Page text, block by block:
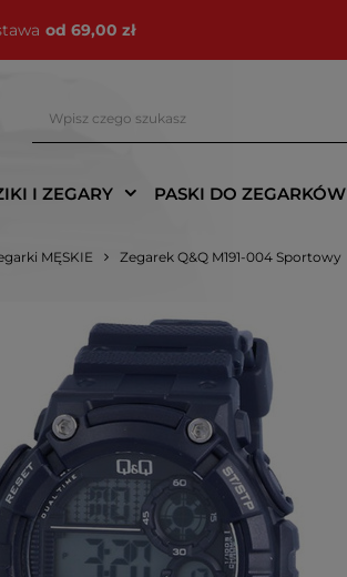
od 69,00 zł
I ZEGARY PASKI DO ZEGARKÓW
MĘSKIE Zegarek Q&Q M191-004 Sportowy